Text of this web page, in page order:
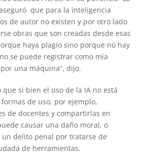
que para la inteligencia
de autor no existen y por otro lado
obras que son creadas desde esas
haya plagio sino porque no hay
se puede registrar como mía
una máquina”, dijo.
que si bien el uso de la IA no está
de uso, por ejemplo,
de docentes y compartirlas en
causar una daño moral, o
delito penal por tratarse de
de herramientas.